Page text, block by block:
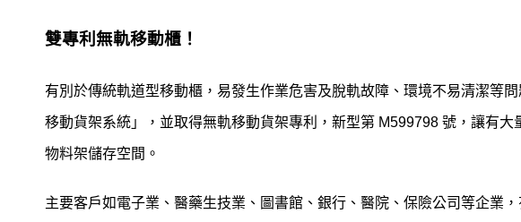
雙專利無軌移動櫃！
有別於傳統軌道型移動櫃，易發生作業危害及脫軌故障、環境不易清潔等
移動貨架系統」，並取得無軌移動貨架專利，新型第 M599798 號，讓有
物料架儲存空間。
主要客戶如電子業、醫藥生技業、圖書館、銀行、醫院、保險公司等企業